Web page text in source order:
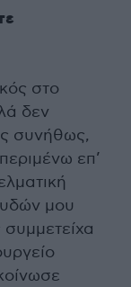
στο
δεν
συνήθως,
επ’
μου